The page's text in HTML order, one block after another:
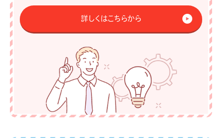
詳しくはこちらから